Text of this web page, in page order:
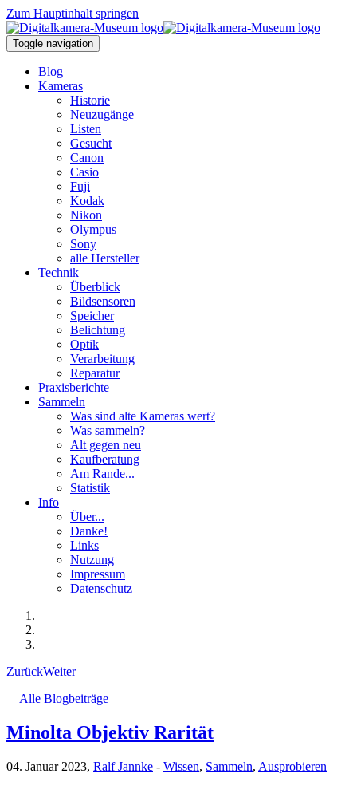
Zum Hauptinhalt springen
Toggle navigation
Blog
Kameras
Historie
Neuzugänge
Listen
Gesucht
Canon
Casio
Fuji
Kodak
Nikon
Olympus
Sony
alle Hersteller
Technik
Überblick
Bildsensoren
Speicher
Belichtung
Optik
Verarbeitung
Reparatur
Praxisberichte
Sammeln
Was sind alte Kameras wert?
Was sammeln?
Alt gegen neu
Kaufberatung
Am Rande...
Statistik
Info
Über...
Danke!
Links
Nutzung
Impressum
Datenschutz
ZurückWeiter
Alle Blogbeiträge
Minolta Objektiv Rarität
04. Januar 2023, Ralf Jannke - Wissen, Sammeln, Ausprobieren